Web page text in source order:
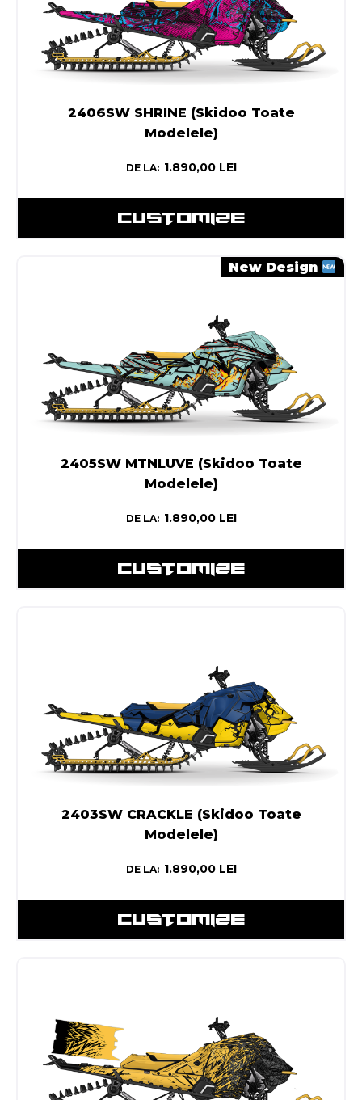
2406SW SHRINE (Skidoo Toate
Modelele)
DE LA: 1.890,00 LEI
CUSTOMIZE
New Design
2405SW MTNLUVE (Skidoo Toate
Modelele)
DE LA: 1.890,00 LEI
CUSTOMIZE
2403SW CRACKLE (Skidoo Toate
Modelele)
DE LA: 1.890,00 LEI
CUSTOMIZE